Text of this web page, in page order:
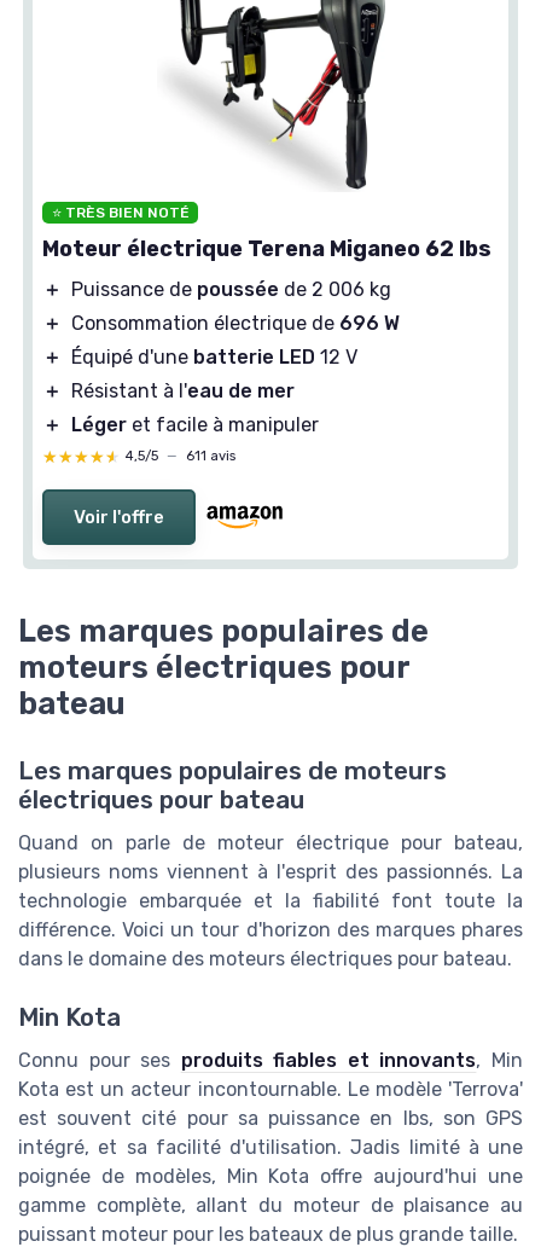
⭐ TRÈS BIEN NOTÉ
Moteur électrique Terena Miganeo 62 lbs
＋ Puissance de poussée de 2 006 kg
＋
Consommation électrique de 696 W
＋
Équipé d'une batterie LED 12 V
＋
Résistant à l'eau de mer
＋
Léger et facile à manipuler
★★★★★
★★★★★ 4,5/5 — 611 avis
Voir l'offre
Les marques populaires de
moteurs électriques pour
bateau
Les marques populaires de moteurs
électriques pour bateau
Quand on parle de moteur électrique pour bateau,
plusieurs noms viennent à l'esprit des passionnés. La
technologie embarquée et la fiabilité font toute la
différence. Voici un tour d'horizon des marques phares
dans le domaine des moteurs électriques pour bateau.
Min Kota
Connu pour ses produits fiables et innovants, Min
Kota est un acteur incontournable. Le modèle 'Terrova'
est souvent cité pour sa puissance en lbs, son GPS
intégré, et sa facilité d'utilisation. Jadis limité à une
poignée de modèles, Min Kota offre aujourd'hui une
gamme complète, allant du moteur de plaisance au
puissant moteur pour les bateaux de plus grande taille.